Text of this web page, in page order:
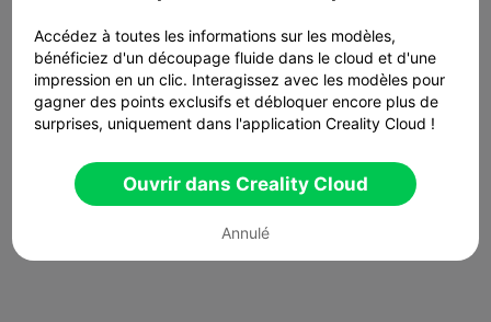
Accédez à toutes les informations sur les modèles,
bénéficiez d'un découpage fluide dans le cloud et d'une
impression en un clic. Interagissez avec les modèles pour
gagner des points exclusifs et débloquer encore plus de
surprises, uniquement dans l'application Creality Cloud !
Ouvrir dans Creality Cloud
Annulé